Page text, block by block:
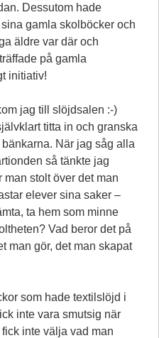
Dessutom hade
gamla skolböcker och
äldre var där och
på gamla
initiativ!
jag till slöjdsalen :-)
titta in och granska
När jag såg alla
så tänkte jag
stolt över det man
elever sina saker –
ta hem som minne
Vad beror det på
man gör, det man skapat
som hade textilslöjd i
inte vara smutsig när
inte välja vad man